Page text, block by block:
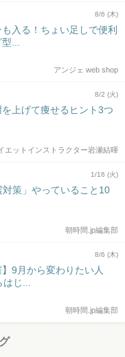
8/6 (木)
入る！ちょい足しで便利
...
アンジェ web shop
8/2 (火)
上げて痩せるヒント3つ
エットインストラクター岩瀬結暉
1/16 (火)
策」やっていること10
朝時間.jp編集部
8/6 (木)
9月から変わりたい人
じ...
朝時間.jp編集部